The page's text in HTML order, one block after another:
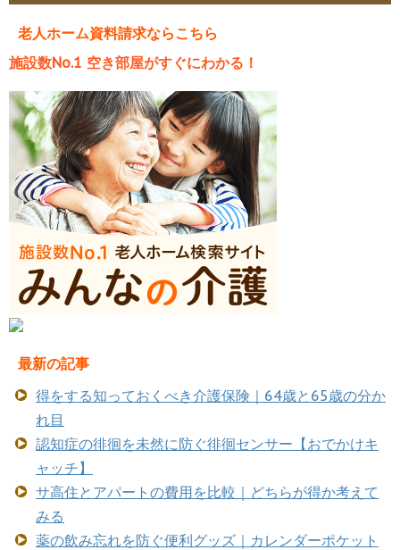
老人ホーム資料請求ならこちら
施設数No.1 空き部屋がすぐにわかる！
最新の記事
得をする知っておくべき介護保険｜64歳と65歳の分か
れ目
認知症の徘徊を未然に防ぐ徘徊センサー【おでかけキ
ャッチ】
サ高住とアパートの費用を比較｜どちらが得か考えて
みる
薬の飲み忘れを防ぐ便利グッズ｜カレンダーポケット